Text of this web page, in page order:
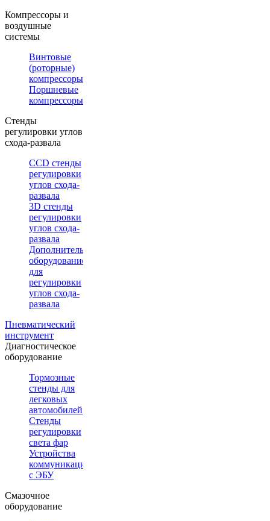
Компрессоры и
воздушные
системы
Винтовые
(роторные)
компрессоры
Поршневые
компрессоры
Стенды
регулировки углов
схода-развала
CCD стенды
регулировки
углов схода-
развала
3D стенды
регулировки
углов схода-
развала
Дополнительное
оборудование
для
регулировки
углов схода-
развала
Пневматический
инструмент
Диагностическое
оборудование
Тормозные
стенды для
легковых
автомобилей
Стенды
регулировки
света фар
Устройства
коммуникации
с ЭБУ
Смазочное
оборудование